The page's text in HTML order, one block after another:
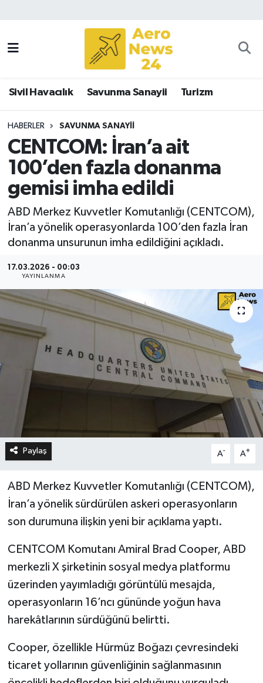
Sivil Havacılık Savunma Sanayii Turizm
HABERLER SAVUNMA SANAYII
CENTCOM: İran’a ait
100’den fazla donanma
gemisi imha edildi
ABD Merkez Kuvvetler Komutanlığı (CENTCOM),
İran’a yönelik operasyonlarda 100’den fazla İran
donanma unsurunun imha edildiğini açıkladı.
17.03.2026 - 00:03
YAYINLANMA
Paylaş A- A+
ABD Merkez Kuvvetler Komutanlığı (CENTCOM),
İran’a yönelik sürdürülen askeri operasyonların
son durumuna ilişkin yeni bir açıklama yaptı.
CENTCOM Komutanı Amiral Brad Cooper, ABD
merkezli X şirketinin sosyal medya platformu
üzerinden yayımladığı görüntülü mesajda,
operasyonların 16’ncı gününde yoğun hava
harekâtlarının sürdüğünü belirtti.
Cooper, özellikle Hürmüz Boğazı çevresindeki
ticaret yollarının güvenliğinin sağlanmasının